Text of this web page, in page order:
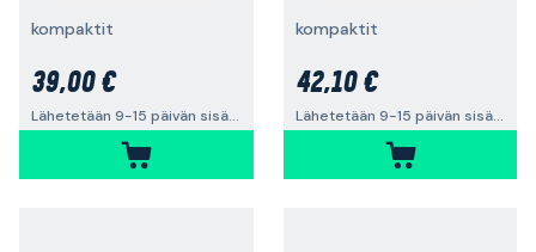
kompaktit
39,00 €
Lähetetään 9-15 päivän sisällä
kompaktit
42,10 €
Lähetetään 9-15 päivän sisällä